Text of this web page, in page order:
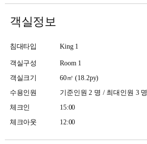
객실정보
침대타입 King 1
객실구성
Room 1​
객실크기
60㎡ (18.2py)
수용인원
기준인원 2 명 / 최대인원 3 명
체크인
15:00
체크아웃
12:00